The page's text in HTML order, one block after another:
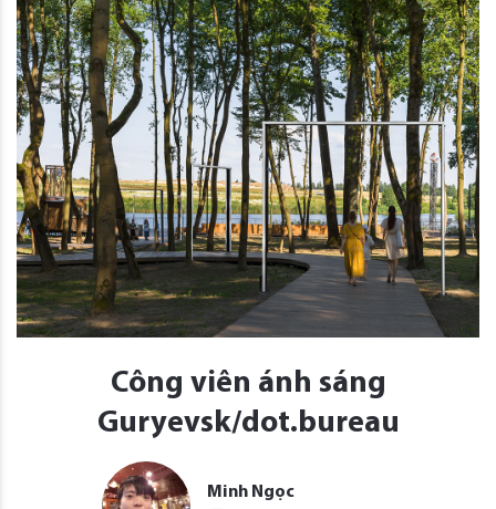
Công viên ánh sáng
Guryevsk/dot.bureau
Minh Ngọc